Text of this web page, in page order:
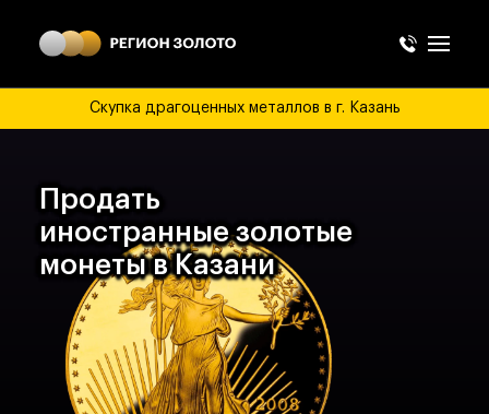
Скупка драгоценных металлов в г. Казань
Продать
иностранные золотые
монеты в Казани